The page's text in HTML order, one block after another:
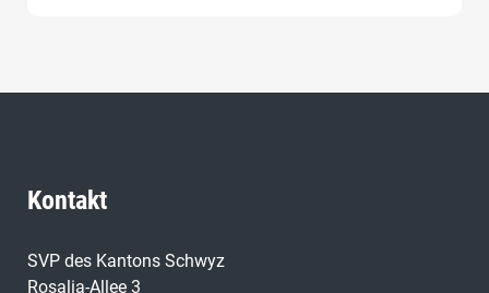
Kontakt
SVP des Kantons Schwyz
Rosalia-Allee 3